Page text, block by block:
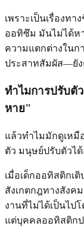
เพราะเป็นเรื่องท
ออทิซึม มันไม่ได้ห
ความแตกต่างในก
ประสาทสัมผัส—ยั
ทำไมการปรับตั
หาย"
แล้วทำไมมักดูเหมื
ตัว มนุษย์ปรับตัวได้
เมื่อเด็กออทิสติกเ
สังเกตกฎทางสัง
งานที่ไม่ได้เป็นไป
แต่บุคคลออทิสติก